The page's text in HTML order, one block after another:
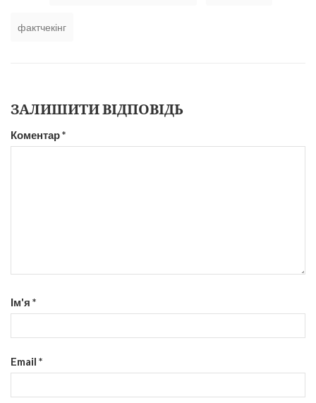
фактчекінг
ЗАЛИШИТИ ВІДПОВІДЬ
Коментар*
Ім'я *
Email *